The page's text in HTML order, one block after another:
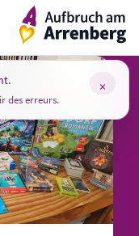
ArrenbergApp
des erreurs.
×